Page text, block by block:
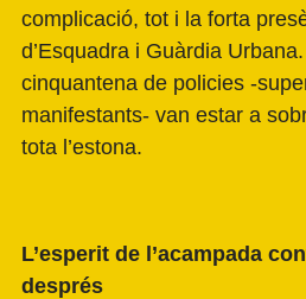
complicació, tot i la forta
d’Esquadra i Guàrdia
cinquantena de policies -
manifestants- van estar a
tota l’estona.
L’esperit de l’acampada
després